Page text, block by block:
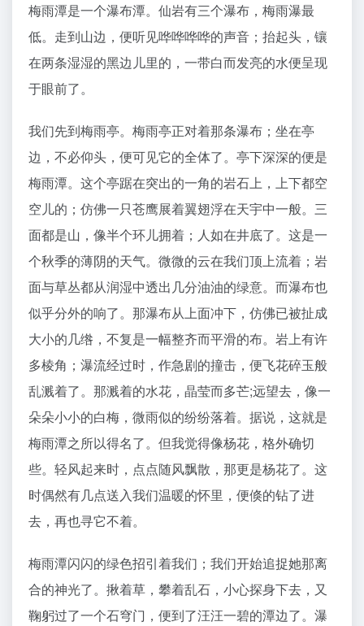
梅雨潭是一个瀑布潭。仙岩有三个瀑布，梅雨瀑最
低。走到山边，便听见哗哗哗哗的声音；抬起头，镶
在两条湿湿的黑边儿里的，一带白而发亮的水便呈现
于眼前了。
我们先到梅雨亭。梅雨亭正对着那条瀑布；坐在亭
边，不必仰头，便可见它的全体了。亭下深深的便是
梅雨潭。这个亭踞在突出的一角的岩石上，上下都空
空儿的；仿佛一只苍鹰展着翼翅浮在天宇中一般。三
面都是山，像半个环儿拥着；人如在井底了。这是一
个秋季的薄阴的天气。微微的云在我们顶上流着；岩
面与草丛都从润湿中透出几分油油的绿意。而瀑布也
似乎分外的响了。那瀑布从上面冲下，仿佛已被扯成
大小的几绺，不复是一幅整齐而平滑的布。岩上有许
多棱角；瀑流经过时，作急剧的撞击，便飞花碎玉般
乱溅着了。那溅着的水花，晶莹而多芒;远望去，像一
朵朵小小的白梅，微雨似的纷纷落着。据说，这就是
梅雨潭之所以得名了。但我觉得像杨花，格外确切
些。轻风起来时，点点随风飘散，那更是杨花了。这
时偶然有几点送入我们温暖的怀里，便倏的钻了进
去，再也寻它不着。
梅雨潭闪闪的绿色招引着我们；我们开始追捉她那离
合的神光了。揪着草，攀着乱石，小心探身下去，又
鞠躬过了一个石穹门，便到了汪汪一碧的潭边了。瀑